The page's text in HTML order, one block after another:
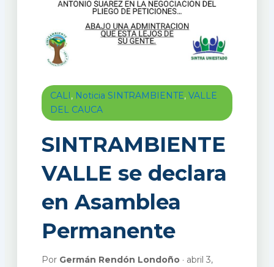
CALI, Noticia SINTRAMBIENTE, VALLE
DEL CAUCA
SINTRAMBIENTE
VALLE se declara
en Asamblea
Permanente
Por Germán Rendón Londoño· abril 3,